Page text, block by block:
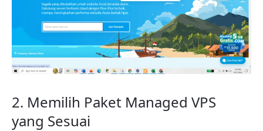
2. Memilih Paket Managed VPS
yang Sesuai